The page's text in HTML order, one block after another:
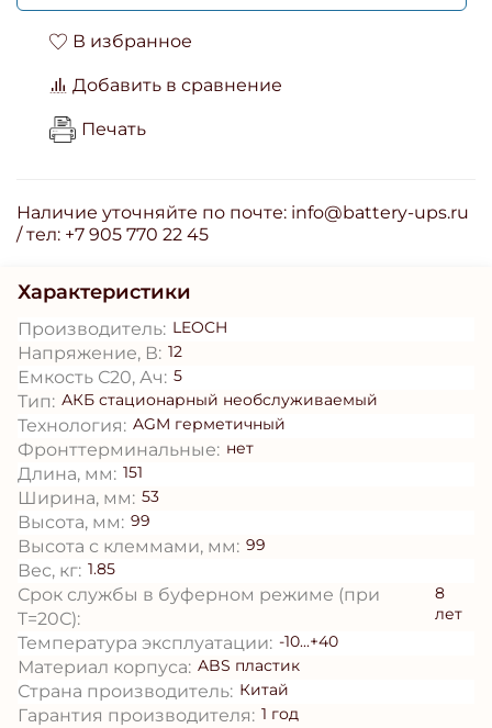
В избранное
Добавить в сравнение
Печать
Наличие уточняйте по почте: info@battery-ups.ru
/ тел: +7 905 770 22 45
Характеристики
Производитель: LEOCH
Напряжение, В: 12
Емкость С20, Ач: 5
Тип: АКБ стационарный необслуживаемый
Технология: AGM герметичный
Фронттерминальные: нет
Длина, мм: 151
Ширина, мм: 53
Высота, мм: 99
Высота с клеммами, мм: 99
Вес, кг: 1.85
Срок службы в буферном режиме (при
T=20С):
8
лет
Температура эксплуатации: -10...+40
Материал корпуса: ABS пластик
Страна производитель: Китай
Гарантия производителя: 1 год